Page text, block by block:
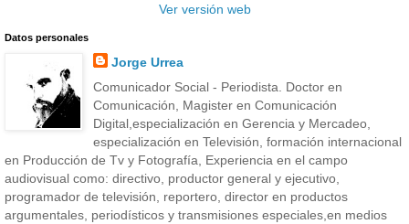
Ver versión web
Datos personales
Jorge Urrea
Comunicador Social - Periodista. Doctor en
Comunicación, Magister en Comunicación
Digital,especialización en Gerencia y Mercadeo,
especialización en Televisión, formación internacional
en Producción de Tv y Fotografía, Experiencia en el campo
audiovisual como: directivo, productor general y ejecutivo,
programador de televisión, reportero, director en productos
argumentales, periodísticos y transmisiones especiales,en medios